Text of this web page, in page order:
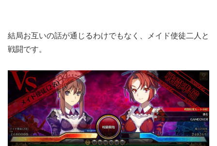
結局お互いの話が通じるわけでもなく、メイド使徒二人と
戦闘です。